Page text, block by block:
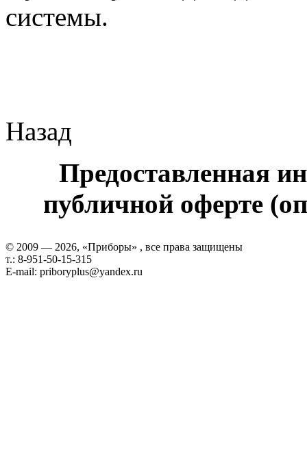
системы.
Назад
Предоставленная
публичной оферте
© 2009 — 2026, «Приборы» , все права защищены
т.: 8-951-50-15-315
E-mail: priboryplus@yandex.ru